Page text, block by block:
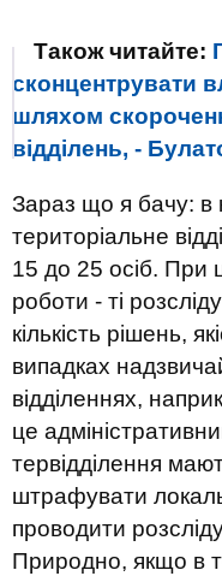
Також читайте:
сконцентрувати
шляхом
відділень, -
Зараз що я бачу: в
територіальне
15 до 25 осіб. При
роботи - ті
кількість рішень,
випадках
відділеннях,
це
тервідділення
штрафувати
проводити
Природно, якщо в